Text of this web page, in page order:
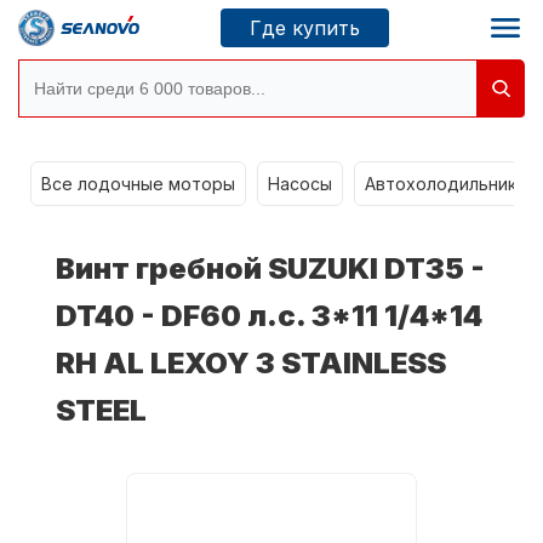
Где купить
Новосибирск
Сервисные центры
Моторы SEANOVO
Моторы CONDOR
Все лодочные моторы Насосы Автохолодильники
Винт гребной SUZUKI DT35 -
DT40 - DF60 л.с. 3*11 1/4*14
RH AL LEXOY 3 STAINLESS
STEEL